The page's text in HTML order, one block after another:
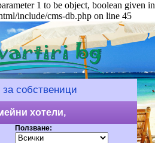
1 to be object, boolean given in
include/cms-db.php on line 45
за собственици
хотели,
пясъци (6) на
Ползване: